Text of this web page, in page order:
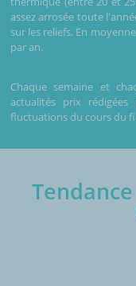
assez arrosée toute
sur les reliefs. En
par an.
Chaque semaine et
actualités prix
fluctuations du cours du